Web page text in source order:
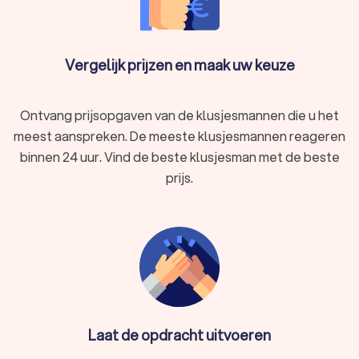
specialisten – handig als u snel extra materiaal of hulp nodig
reputatie op te bouwen in hun eigen regio.
Klusjesman gezocht in Maldegem? Bij Trustlocal vindt u snel
verwachtingen. Begin vandaag nog met vergelijken.
Zelfstandig klusjesman gezocht in
Trustlocal. Zelfstandige klussers combineren vakkennis met
een persoonlijke aanpak en zoeken mee naar oplossingen,
ook bij speciale of moeilijkere klussen. Ze zijn snel bereikbaar,
schakelen vlot bij en werken zonder tussenpersonen.
Een zelfstandige klusser heeft vaak meer inspraak dan
iemand die voor een groot bedrijf werkt, en dat merkt u ook
aan de communicatie en de snelheid. Voor wie snel en correct
Vergelijk prijzen en maak uw keuze
Ontvang prijsopgaven van de klusjesmannen die u het
meest aanspreken. De meeste klusjesmannen reageren
binnen 24 uur. Vind de beste klusjesman met de beste
prijs.
Laat de opdracht uitvoeren